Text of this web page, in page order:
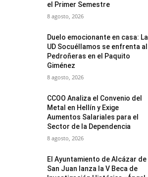
el Primer Semestre
8 agosto, 2026
Duelo emocionante en casa: La
UD Socuéllamos se enfrenta al
Pedroñeras en el Paquito
Giménez
8 agosto, 2026
CCOO Analiza el Convenio del
Metal en Hellín y Exige
Aumentos Salariales para el
Sector de la Dependencia
8 agosto, 2026
El Ayuntamiento de Alcázar de
San Juan lanza la V Beca de